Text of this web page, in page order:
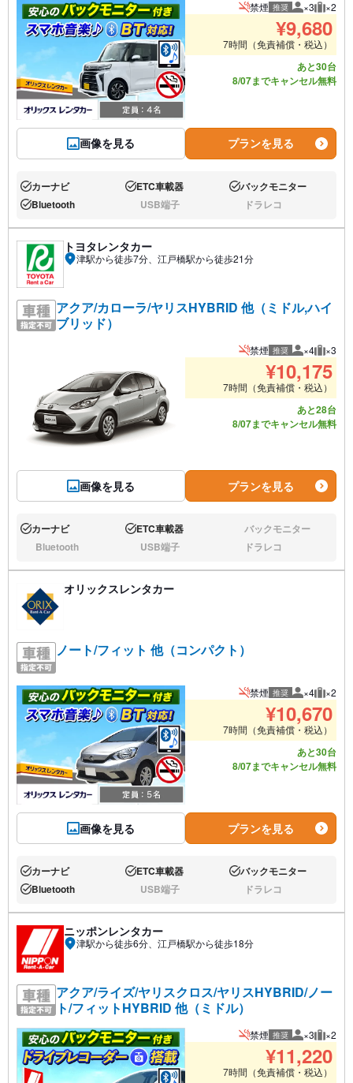
画像を見る
禁煙 推奨 推奨人数
×3 推奨
×2
¥9,680
7時間（免責補償・税込）
あと30台
8/07までキャンセル無料
プランを見る
あり:カーナビ あり:ETC車載器 あり:バックモニター
あり:Bluetooth なし:USB端子 なし:ドラレコ
トヨタレンタカー
津駅から徒歩7分、江戸橋駅から徒歩21分
アクア/カローラ/ヤリスHYBRID 他（ミドル,ハイ
ブリッド）
画像を見る
禁煙 推奨 推奨人数
×4 推奨
×3
¥10,175
7時間（免責補償・税込）
あと28台
8/07までキャンセル無料
プランを見る
あり:カーナビ あり:ETC車載器 なし:バックモニター
なし:Bluetooth なし:USB端子 なし:ドラレコ
オリックスレンタカー
ノート/フィット 他（コンパクト）
画像を見る
禁煙 推奨 推奨人数
×4 推奨
×2
¥10,670
7時間（免責補償・税込）
あと30台
8/07までキャンセル無料
プランを見る
あり:カーナビ あり:ETC車載器 あり:バックモニター
あり:Bluetooth なし:USB端子 なし:ドラレコ
ニッポンレンタカー
津駅から徒歩6分、江戸橋駅から徒歩18分
アクア/ライズ/ヤリスクロス/ヤリスHYBRID/ノー
ト/フィットHYBRID 他（ミドル）
禁煙 推奨 推奨人数
×3 推奨
×2
¥11,220
7時間（免責補償・税込）